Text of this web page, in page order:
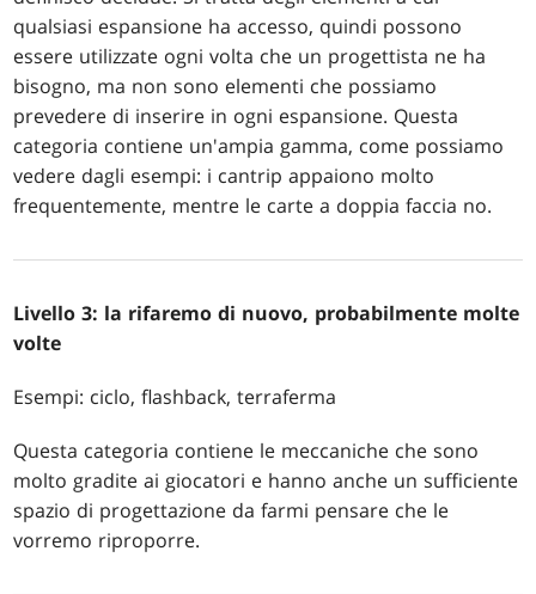
qualsiasi espansione ha accesso, quindi possono
essere utilizzate ogni volta che un progettista ne ha
bisogno, ma non sono elementi che possiamo
prevedere di inserire in ogni espansione. Questa
categoria contiene un'ampia gamma, come possiamo
vedere dagli esempi: i cantrip appaiono molto
frequentemente, mentre le carte a doppia faccia no.
Livello 3: la rifaremo di nuovo, probabilmente molte
volte
Esempi: ciclo, flashback, terraferma
Questa categoria contiene le meccaniche che sono
molto gradite ai giocatori e hanno anche un sufficiente
spazio di progettazione da farmi pensare che le
vorremo riproporre.